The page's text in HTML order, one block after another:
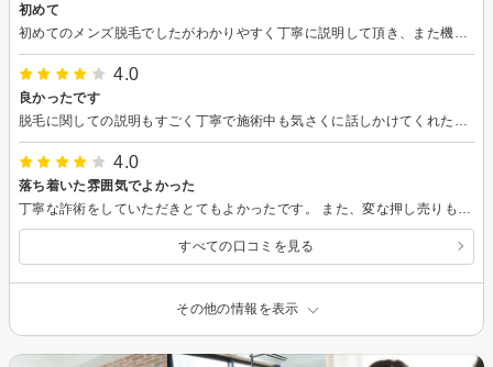
初めて
4.0
良かったです
4.0
落ち着いた雰囲気でよかった
すべての口コミを見る
その他の情報を表示